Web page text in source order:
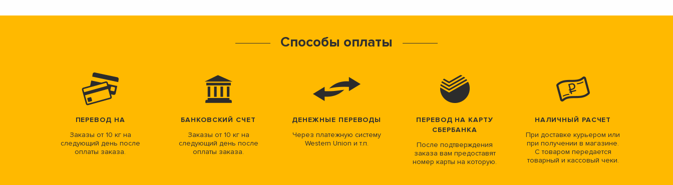
Способы оплаты
ПЕРЕВОД НА
Заказы от 10 кг на
следующий день после
оплаты заказа.
БАНКОВСКИЙ СЧЕТ
Заказы от 10 кг на
следующий день после
оплаты заказа.
ДЕНЕЖНЫЕ ПЕРЕВОДЫ
Через платежную систему
Western Union и т.п.
ПЕРЕВОД НА КАРТУ
СБЕРБАНКА
После подтверждения
заказа вам предоставят
номер карты на которую.
НАЛИЧНЫЙ РАСЧЕТ
При доставке курьером или
при получении в магазине.
С товаром передается
товарный и кассовый чеки.